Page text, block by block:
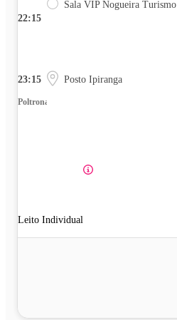
22:15
Sala VIP Nogueira Turismo
23:15 Posto Ipiranga
Poltrona
Leito Individual